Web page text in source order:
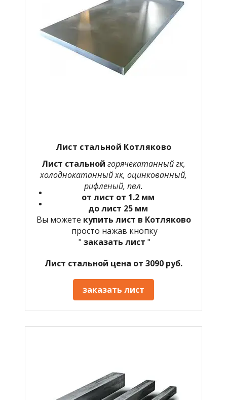
Лист стальной Котляково
Лист стальной горячекатанный гк,
холоднокатанный хк, оцинкованный,
рифленый, пвл.
от лист от 1.2 мм
до лист 25 мм
Вы можете купить лист в Котляково
просто нажав кнопку
" заказать лист "
Лист стальной цена от 3090 руб.
заказать лист